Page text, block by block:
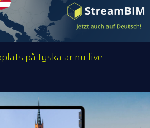
på tyska är nu live